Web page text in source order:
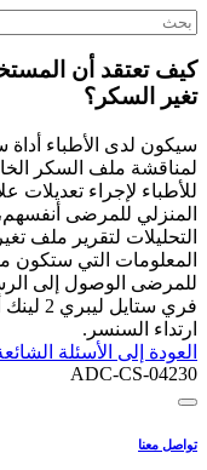
كيف تعتقد أن
تغير السكر؟
سيكون لدى الأطباء
لمناقشة ملف السكر
للأطباء لإجراء تعديلات
المنزلي للمرضى
التحليلات لتقرير ملف
المعلومات التي ستكون
للمرضى الوصول إلى
ارتداء السنسر.
العودة إلى الأسئلة
ADC-CS-04230
تواصل معنا